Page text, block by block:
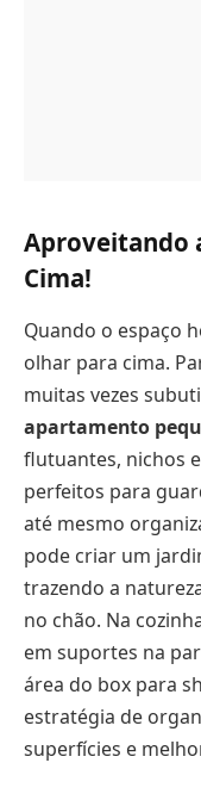
Aproveitando
Cima!
Quando o espaço
olhar para cima.
muitas vezes
apartamento
flutuantes, nichos
perfeitos para
até mesmo
pode criar um
trazendo a
no chão. Na
em suportes na
área do box para
estratégia de
superfícies e